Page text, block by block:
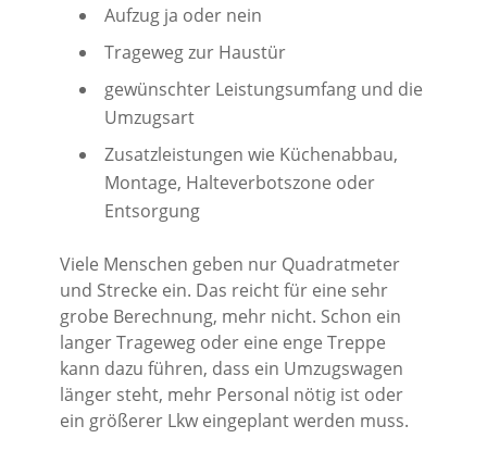
Aufzug ja oder nein
Trageweg zur Haustür
gewünschter Leistungsumfang und die
Umzugsart
Zusatzleistungen wie Küchenabbau,
Montage, Halteverbotszone oder
Entsorgung
Viele Menschen geben nur Quadratmeter
und Strecke ein. Das reicht für eine sehr
grobe Berechnung, mehr nicht. Schon ein
langer Trageweg oder eine enge Treppe
kann dazu führen, dass ein Umzugswagen
länger steht, mehr Personal nötig ist oder
ein größerer Lkw eingeplant werden muss.